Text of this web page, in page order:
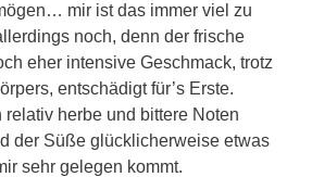
mir ist das immer viel zu
noch, denn der frische
eher intensive Geschmack, trotz
entschädigt für’s Erste.
herbe und bittere Noten
der Süße glücklicherweise etwas
sehr gelegen kommt.